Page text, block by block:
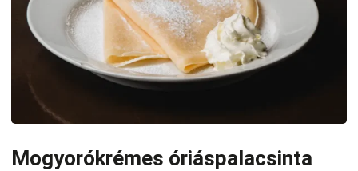
Mogyorókrémes óriáspalacsinta